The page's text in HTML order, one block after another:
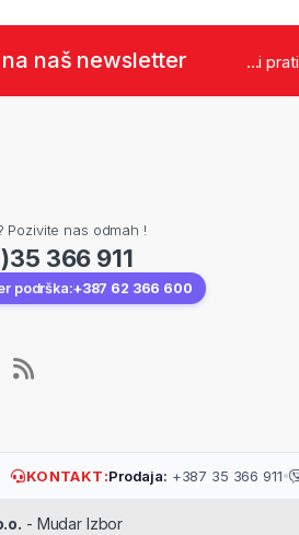
na naš newsletter ...i prati
Pozivite nas odmah !
366 911
podrška:+387 62 366 600
KONTAKT:Prodaja: +387 35 366 911•
- Mudar Izbor